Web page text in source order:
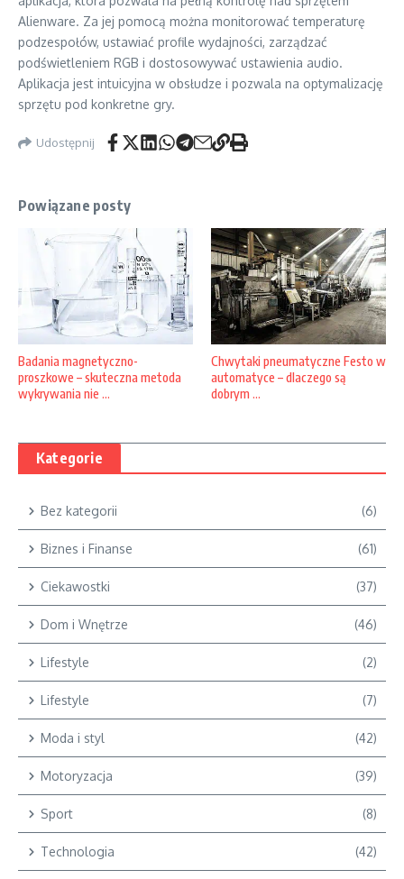
Alienware. Za jej pomocą można monitorować temperaturę
podzespołów, ustawiać profile wydajności, zarządzać
podświetleniem RGB i dostosowywać ustawienia audio.
Aplikacja jest intuicyjna w obsłudze i pozwala na optymalizację
sprzętu pod konkretne gry.
Udostępnij
Powiązane posty
Badania magnetyczno-
proszkowe – skuteczna metoda
wykrywania nie ...
Chwytaki pneumatyczne Festo w
automatyce – dlaczego są
dobrym ...
Kategorie
Bez kategorii (6)
Biznes i Finanse (61)
Ciekawostki (37)
Dom i Wnętrze (46)
Lifestyle (2)
Lifestyle (7)
Moda i styl (42)
Motoryzacja (39)
Sport (8)
Technologia (42)